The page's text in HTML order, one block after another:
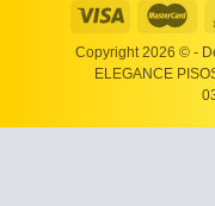
Copyright 2026 © -
ELEGANCE